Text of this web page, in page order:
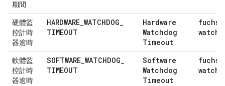
期間
硬體監
控計時
器逾時
HARDWARE_WATCHDOG_
TIMEOUT
Hardware
Watchdog
Timeout
軟體監
控計時
器逾時
SOFTWARE_WATCHDOG_
TIMEOUT
Software
Watchdog
Timeout